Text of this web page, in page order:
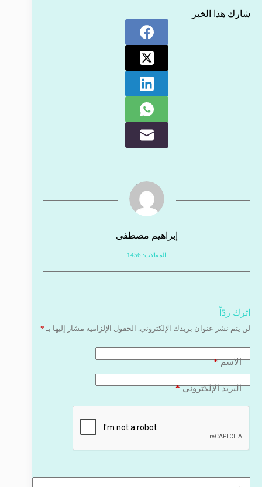
شارك هذا الخبر
إبراهيم مصطفى
المقالات: 1456
اترك ردّاً
لن يتم نشر عنوان بريدك الإلكتروني. الحقول الإلزامية مشار إليها بـ *
الاسم*
البريد الإلكتروني*